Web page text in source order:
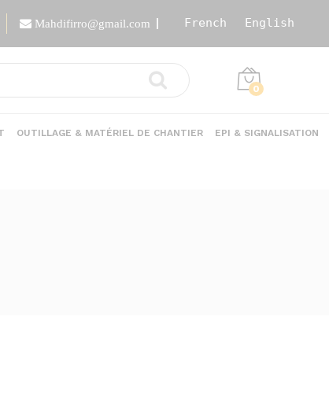
Mahdifirro@gmail.com French English
0
OUTILLAGE & MATÉRIEL DE CHANTIER EPI & SIGNALISATION